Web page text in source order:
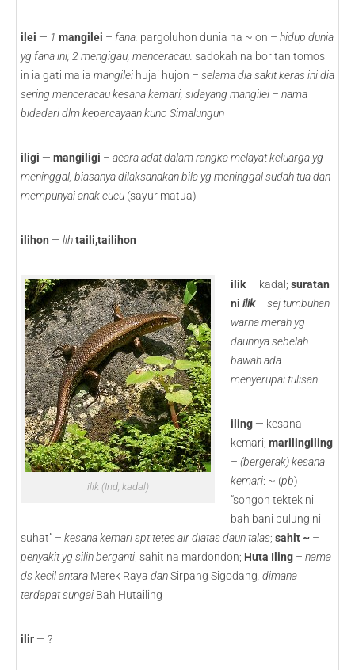
ilei — 1 mangilei – fana: pargoluhon dunia na ~ on – hidup dunia
yg fana ini; 2 mengigau, menceracau:sadokah na boritan tomos
in ia gati ma ia mangilei hujai hujon – selama dia sakit keras ini dia
sering menceracau kesana kemari; sidayang mangilei – nama
bidadari dlm kepercayaan kuno Simalungun
iligi — mangiligi – acara adat dalam rangka melayat keluarga yg
meninggal, biasanya dilaksanakan bila yg meninggal sudah tua dan
mempunyai anak cucu (sayur matua)
ilihon — lihtaili,tailihon
ilik (Ind, kadal)
ilik — kadal; suratan
ni ilik– sej tumbuhan
warna merah yg
daunnya sebelah
bawah ada
menyerupai tulisan
iling — kesana
kemari; marilingiling
– (bergerak) kesana
kemari: ~ (pb)
“songon tektek ni
bah bani bulung ni
suhat” – kesana kemari spt tetes air diatas daun talas; sahit ~ –
penyakit yg silih berganti , sahit na mardondon; Huta Iling – nama
ds kecil antara Merek Raya danSirpang Sigodang , dimana
terdapat sungai Bah Hutailing
ilir — ?